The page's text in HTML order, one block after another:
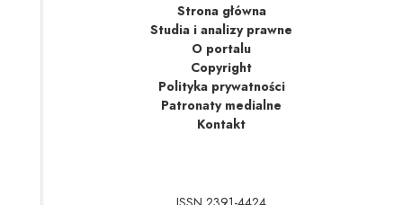
Strona główna
Studia i analizy prawne
O portalu
Copyright
Polityka prywatności
Patronaty medialne
Kontakt